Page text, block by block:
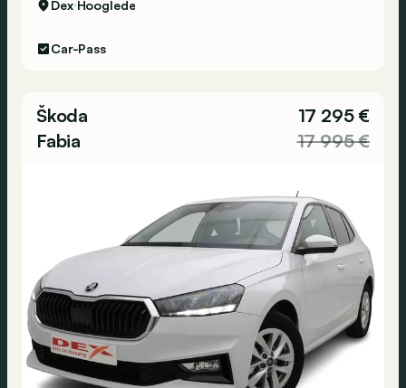
Dex Hooglede
Car-Pass
Škoda
Fabia
17 295 €
17 995 €